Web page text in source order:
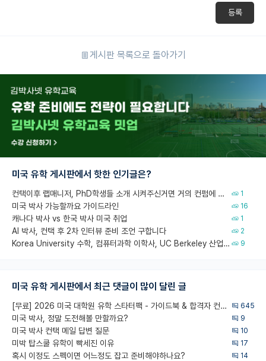
등록
게시판 목록으로 돌아가기
미국 유학 게시판에서 핫한 인기글은?
컨택이후 랩매니저, PhD학생들 소개 시켜주신거면 거의 컨펌에 가깝나요? 1
미국 박사 가능할까요 가이드라인 16
캐나다 박사 vs 한국 박사 미국 취업 1
AI 박사, 컨택 후 2차 인터뷰 준비 조언 구합니다 2
Korea University 수학, 컴퓨터과학 이학사, UC Berkeley 산업공학 대학원 공학박사가 되는 것은 쉽지 않겠죠? 9
미국 유학 게시판에서 최근 댓글이 많이 달린 글
[무료] 2026 미국 대학원 유학 스타터팩 - 가이드북 & 합격자 컨택메일 템플릿 645
미국 박사, 정말 도전해볼 만할까요? 9
미국 박사 컨택 메일 답변 질문 10
미박 탑스쿨 유학이 빡세진 이유 17
혹시 이정도 스펙이면 어느정도 잡고 준비해야하나요? 14